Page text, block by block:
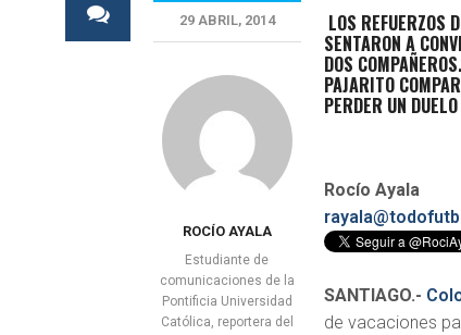
LOS REFUERZOS
SENTARON A
DOS
PAJARITO
PERDER UN
Rocío Ayala
SANTIAGO.-
de vacaciones
29 ABRIL, 2014
ROCÍO AYALA
Estudiante de
comunicaciones de la
Pontificia Universidad
Católica, reportera del